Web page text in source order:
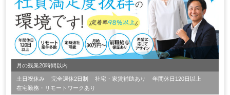
月の残業20時間以内
土日祝休み 完全週休2日制 社宅・家賃補助あり
年間休日120日以上
在宅勤務・リモートワークあり